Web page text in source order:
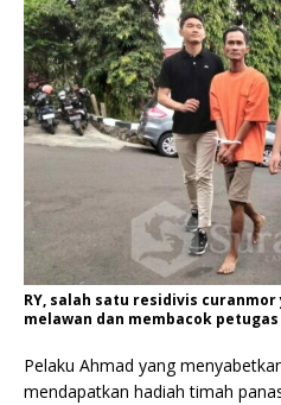
RY, salah satu residivis
melawan dan membacok petugas
Pelaku Ahmad yang
mendapatkan hadiah timah